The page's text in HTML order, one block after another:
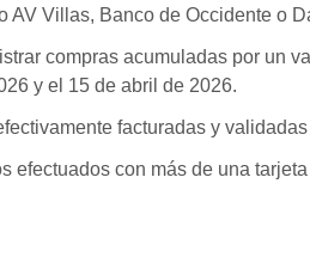
AV Villas, Banco de Occidente o
compras acumuladas por un
y el 15 de abril de 2026.
facturadas y
efectuados con más de una